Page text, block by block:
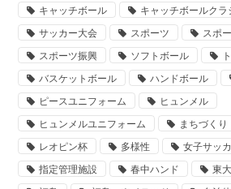
キャッチボール
キャッチボールクラ
サッカー大会
スポーツ
スポ
スポーツ振興
ソフトボール
バスケットボール
ハンドボール
ピースユニフォーム
ヒュンメル
ヒュンメルユニフォーム
まちづくり
レオピン杯
多様性 女子サッ
指定管理施設
春中ハンド 東